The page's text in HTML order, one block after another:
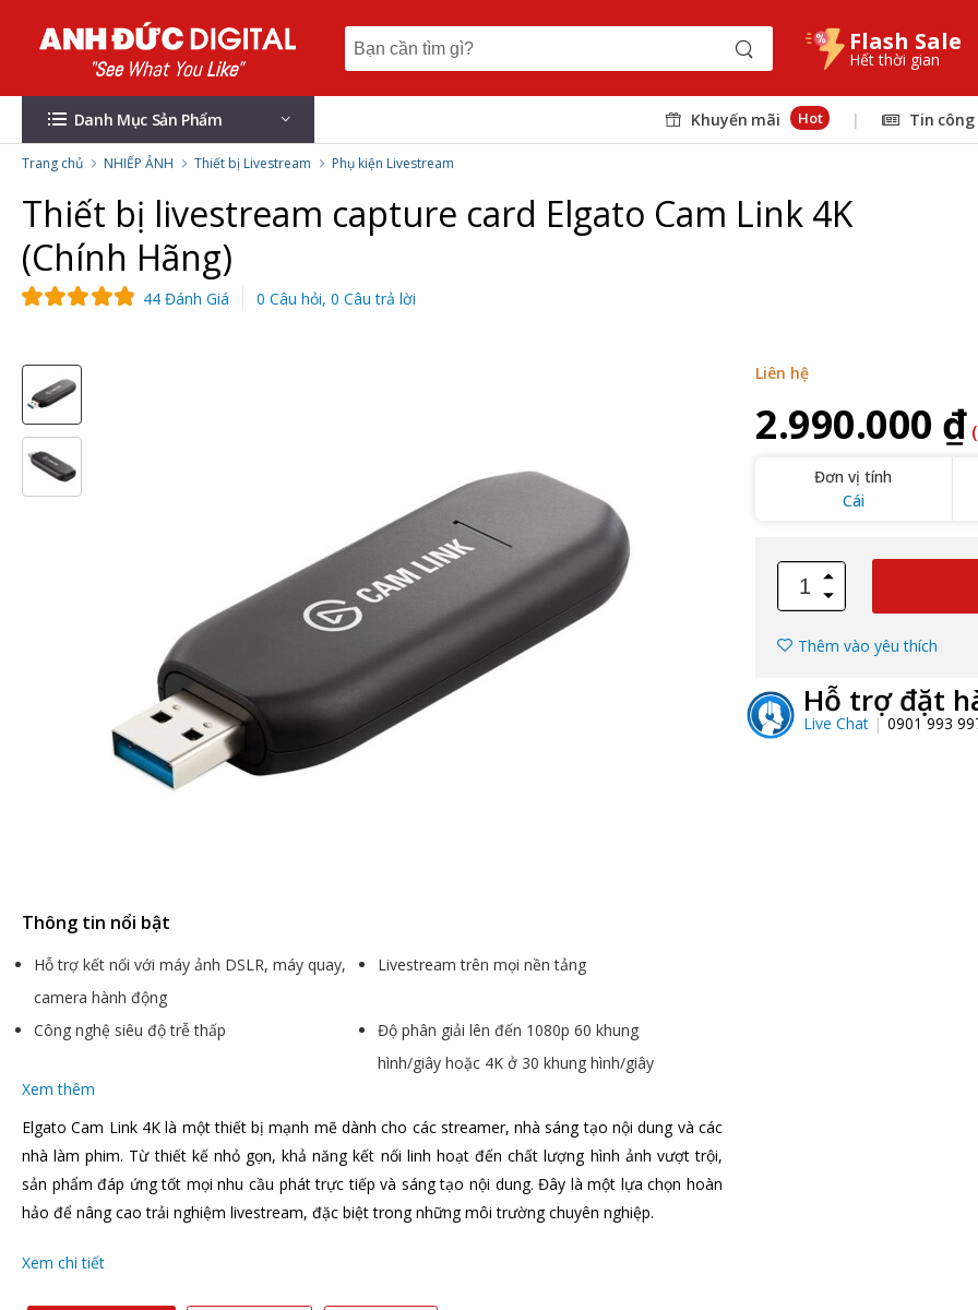
Flash Sale
Hết thời gian
Danh Mục Sản Phẩm Khuyến mãi Hot | Tin
Trang chủ NHIẾP ẢNH Thiết bị Livestream Phụ kiện Livestream
Thiết bị livestream capture card Elgato Cam Link 4K
(Chính Hãng)
44 Đánh Giá 0 Câu hỏi, 0 Câu trả lời
Thông tin nổi bật
Hỗ trợ kết nối với máy ảnh DSLR, máy quay,
camera hành động
Livestream trên mọi nền tảng
Công nghệ siêu độ trễ thấp
Độ phân giải lên đến 1080p 60 khung
hình/giây hoặc 4K ở 30 khung hình/giây
Xem thêm
Elgato Cam Link 4K là một thiết bị mạnh mẽ dành cho các streamer, nhà sáng tạo nội dung và các
nhà làm phim. Từ thiết kế nhỏ gọn, khả năng kết nối linh hoạt đến chất lượng hình ảnh vượt trội,
sản phẩm đáp ứng tốt mọi nhu cầu phát trực tiếp và sáng tạo nội dung. Đây là một lựa chọn hoàn
hảo để nâng cao trải nghiệm livestream, đặc biệt trong những môi trường chuyên nghiệp.
Xem chi tiết
Liên hệ
2.990.000 ₫
Đơn vị tính
Cái
Thêm vào yêu thích
Hỗ trợ đặt
Live Chat 0901 993